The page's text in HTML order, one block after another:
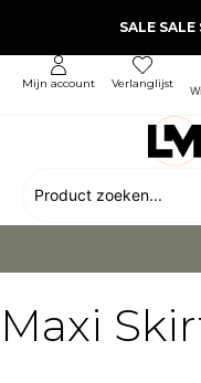
SALE
Mijn account Verlanglijst
Maxi